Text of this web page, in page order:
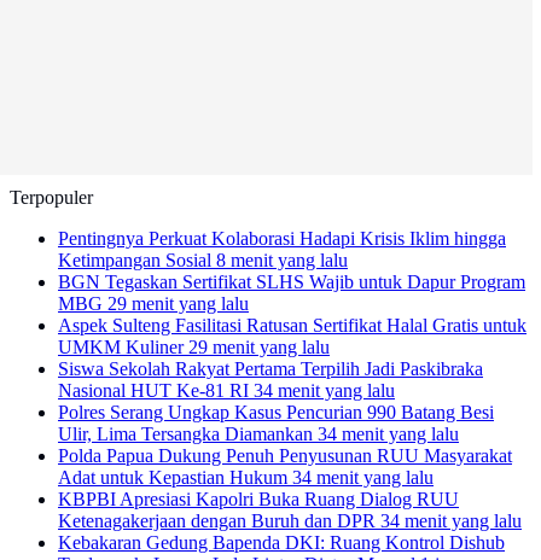
Terpopuler
Pentingnya Perkuat Kolaborasi Hadapi Krisis Iklim hingga
Ketimpangan Sosial 8 menit yang lalu
BGN Tegaskan Sertifikat SLHS Wajib untuk Dapur Program
MBG 29 menit yang lalu
Aspek Sulteng Fasilitasi Ratusan Sertifikat Halal Gratis untuk
UMKM Kuliner29 menit yang lalu
Siswa Sekolah Rakyat Pertama Terpilih Jadi Paskibraka
Nasional HUT Ke-81 RI 34 menit yang lalu
Polres Serang Ungkap Kasus Pencurian 990 Batang Besi
Ulir, Lima Tersangka Diamankan 34 menit yang lalu
Polda Papua Dukung Penuh Penyusunan RUU Masyarakat
Adat untuk Kepastian Hukum 34 menit yang lalu
KBPBI Apresiasi Kapolri Buka Ruang Dialog RUU
Ketenagakerjaan dengan Buruh dan DPR 34 menit yang lalu
Kebakaran Gedung Bapenda DKI: Ruang Kontrol Dishub